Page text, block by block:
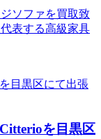
ソファを買取致
表する高級家具
を目黒区